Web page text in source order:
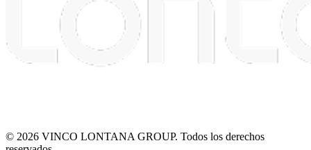
© 2026 VINCO LONTANA GROUP. Todos los derechos